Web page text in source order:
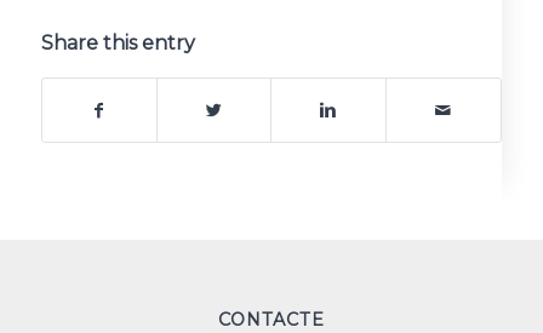
Share this entry
CONTACTE